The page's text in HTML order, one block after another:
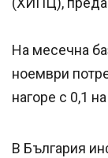
На месечна
ноември
нагоре с 0,1
В България